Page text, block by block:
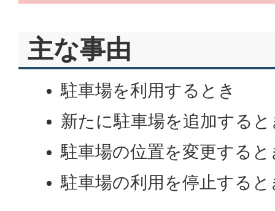
主な事由
駐車場を利用するとき
新たに駐車場を追加すると
駐車場の位置を変更すると
駐車場の利用を停止すると